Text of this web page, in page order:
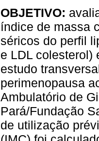
OBJETIVO:
índice de massa
séricos do perfil
e LDL
estudo
perimenopausa
Ambulatório de
Pará/Fundação
de utilização